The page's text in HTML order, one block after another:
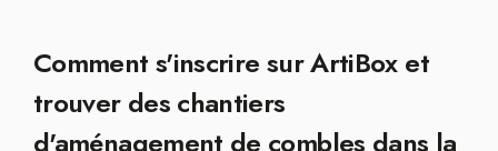
Comment s'inscrire sur ArtiBox et
trouver des chantiers
d'aménagement de combles dans la